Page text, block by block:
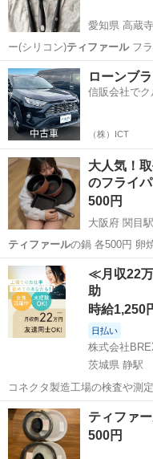
愛知県 高蔵
ー(シリコン)ティファールフ
少し使用感…
愛知 春日井市 高蔵寺
ローンブ
信販会社で
（株）ICT
大人気！
のフライ
500円
大阪府 関目駅
ティファールの鍋 各500円 卵
大阪 大阪市 関目駅
≪月収22
助
時給1,250
日払い
株式会社
茨城県 静駅
コネクタ製造工場の検査や測
日128日★クリーンルーム内
★就業先食堂利用可！日払い制度
工場のお仕事 ◇コネクタ製造
茨城 常陸大宮市
ティファ
500円